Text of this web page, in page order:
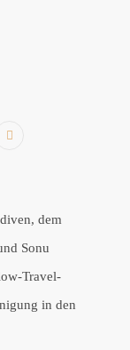
E-
dem
Sonu
Travel-
in den